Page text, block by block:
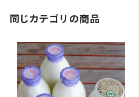
同じカテゴリの商品